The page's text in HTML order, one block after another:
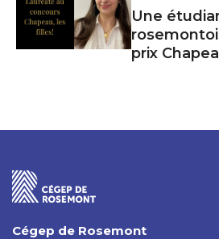
Une
prix
Cégep de Rosemont